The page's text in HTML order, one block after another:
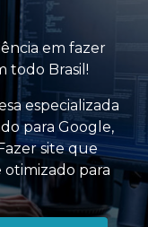
em fazer
todo Brasil!
especializada
para Google,
site que
otimizado para